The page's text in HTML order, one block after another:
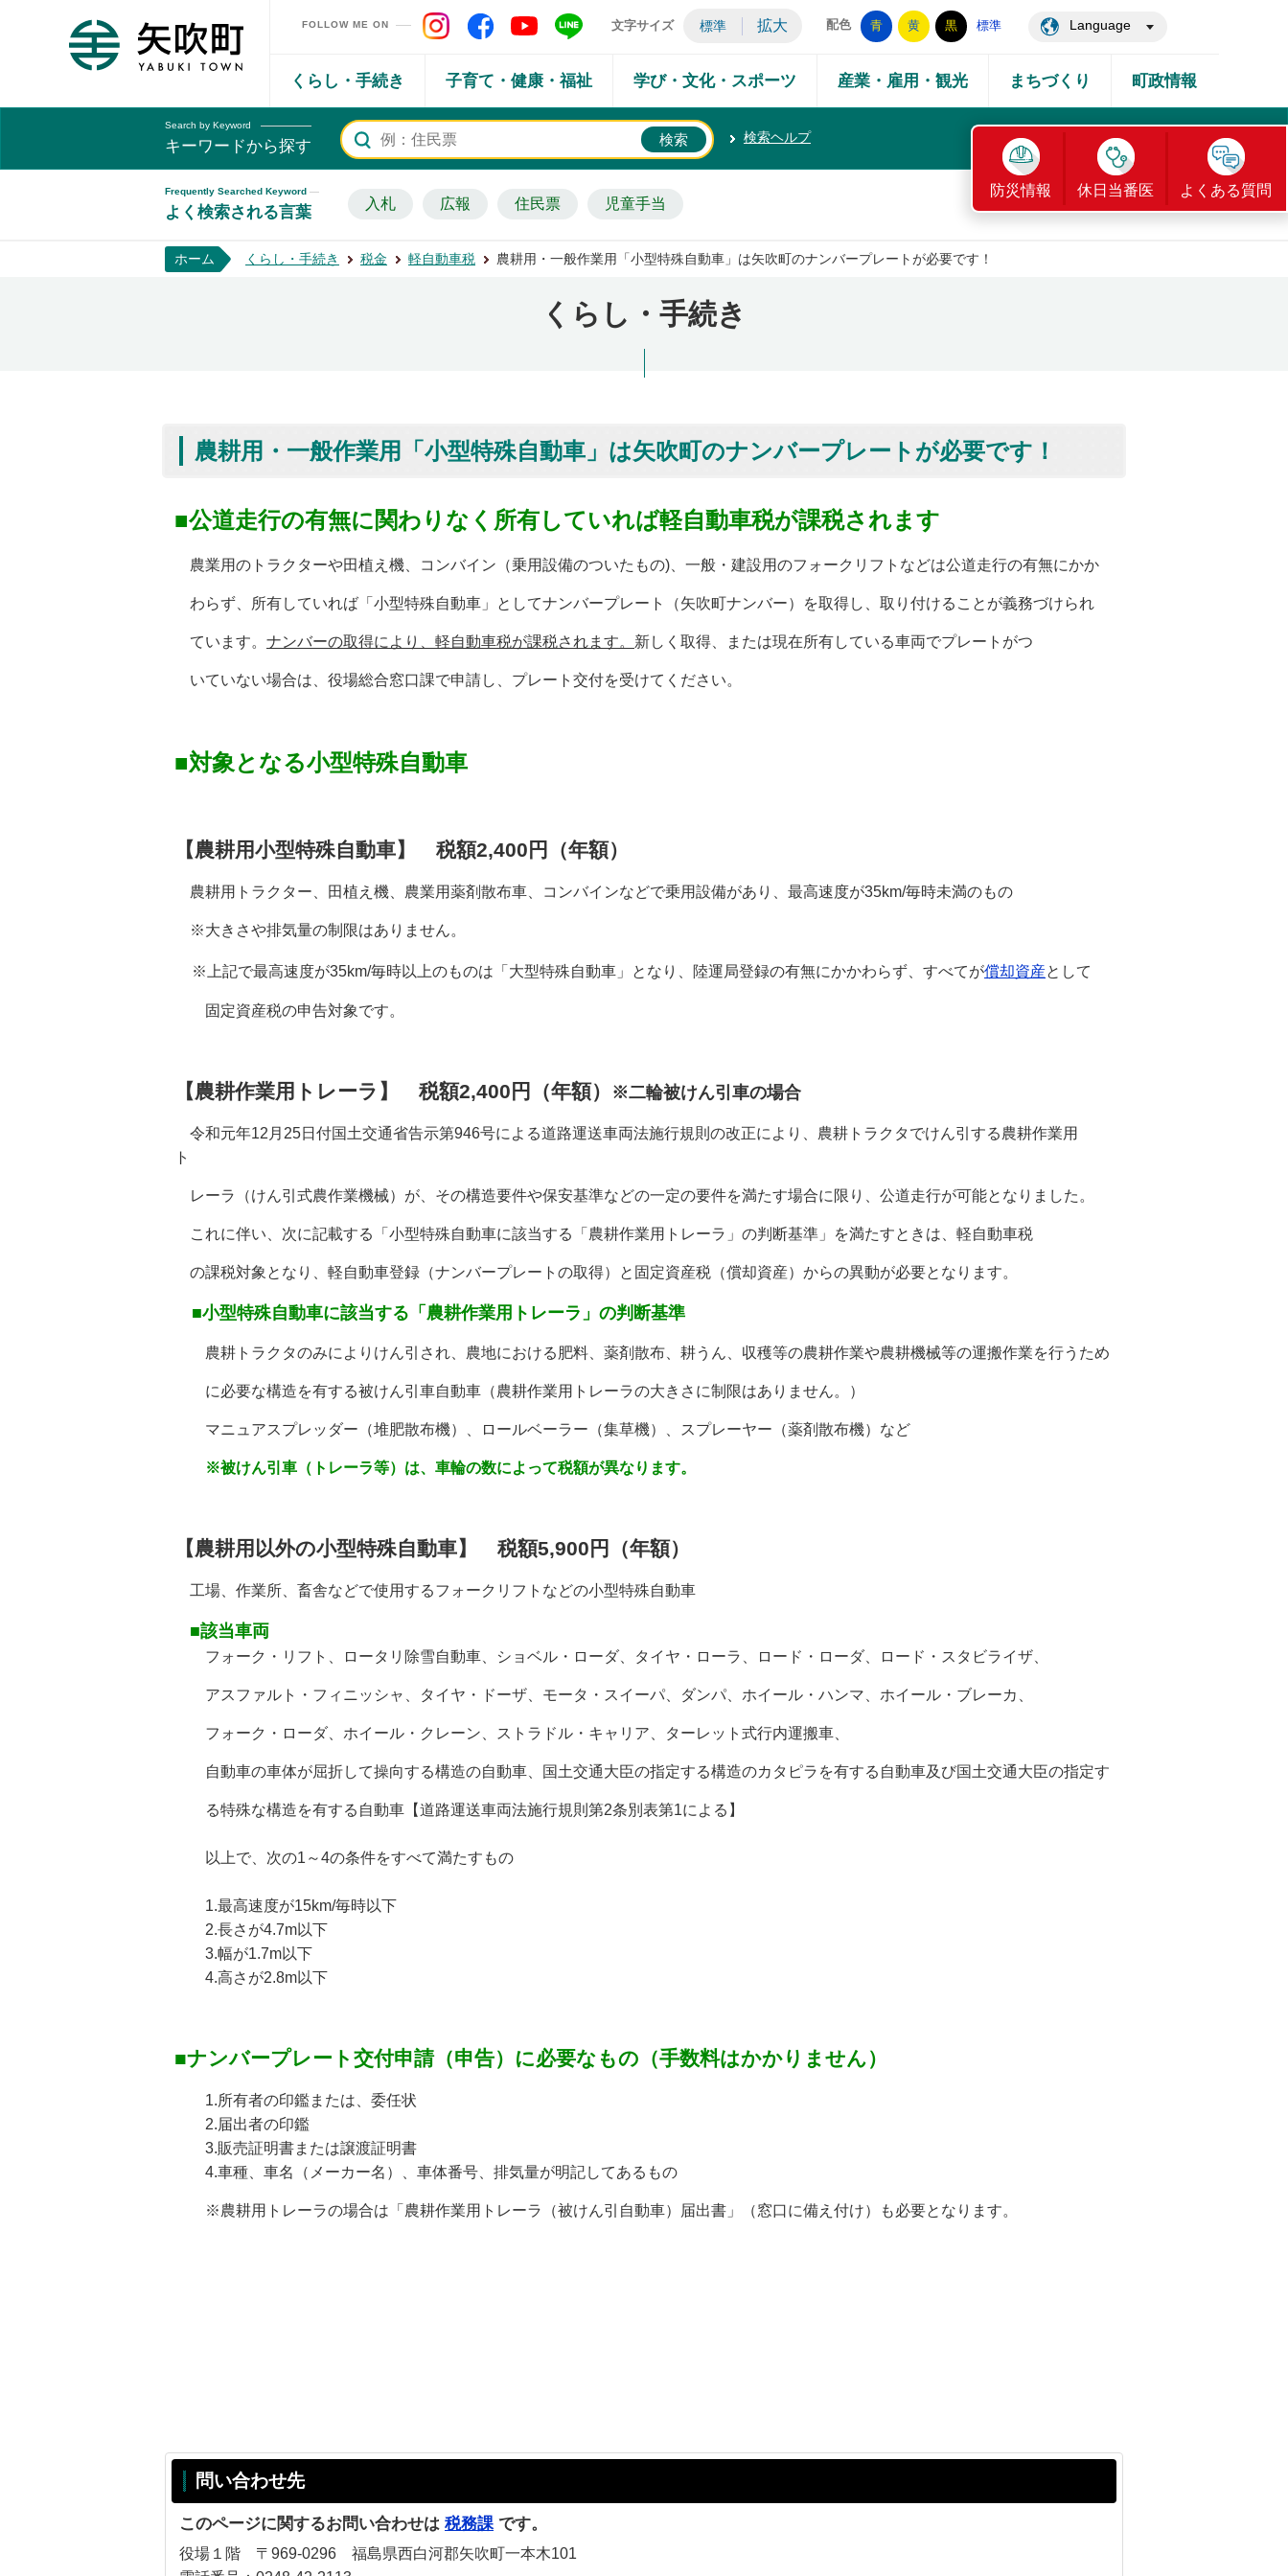
矢吹町ホームページ
FOLLOW ME ON 矢吹町 Instagram
矢吹町 Facebook
矢吹町 YouTube
矢吹町 LINE
文字サイズ 標準 拡大 配色 青 黄 黒 標準 Language
くらし・手続き 子育て・健康・福祉 学び・文化・スポーツ 産業・雇用・観光 まちづくり 町政情報
Search by Keyword
キーワードから探す 検索ヘルプ
Frequently Searched Keyword
よく検索される言葉 入札 広報 住民票 児童手当
防災情報 休日当番医 よくある質問
ホーム くらし・手続き 税金 軽自動車税 農耕用・一般作業用「小型特殊自動車」は矢吹町のナンバープレートが必要です！
くらし・手続き
農耕用・一般作業用「小型特殊自動車」は矢吹町のナンバープレートが必要です！
■公道走行の有無に関わりなく所有していれば軽自動車税が課税されます
農業用のトラクターや田植え機、コンバイン（乗用設備のついたもの)、一般・建設用のフォークリフトなどは公道走行の有無にかか
わらず、所有していれば「小型特殊自動車」としてナンバープレート（矢吹町ナンバー）を取得し、取り付けることが義務づけられ
ています。 ナンバーの取得により、軽自動車税が課税されます。 新し く取得、または現在所有している車両でプレートがつ
いていない場合は、役場総合窓口課で申請し、プレート交付を受けてください。
■対象となる小型特殊自動車
【農耕用小型特殊自動車】 税額2,400 円（年額）
農耕用トラクター、 田植え機、農業用薬剤散布車、コンバインなどで乗用設備があり、最高速度が35km/毎時未満のもの
※大きさや排気量の制限はありません。
※上記で最高速度が35km/毎時以上のものは「大型特殊自動車」となり、陸運局登録の有無にかかわらず、すべてが償却資産として
固定資産税の申告対象です。
【農耕作業用トレーラ】 税額2,400円（年額） ※二輪被けん引車の場合
令和元年12月25日付国土交通省告示第946号による道路運送車両法施行規則の改正により、農耕トラクタでけん引する農耕作業用
ト
レーラ（けん引式農作業機械）が、その構造要件や保安基準などの一定の要件を満たす場合に限り、公道走行が可能となりました。
これに伴い、次に記載する「小型特殊自動車に該当する「農耕作業用トレーラ」の判断基準」を満たすときは、軽自動車税
の課税対象となり、軽自動車登録（ナンバープレートの取得）と固定資産税（償却資産）からの異動が必要となります。
■小型特殊自動車に該当する「農耕作業用トレーラ」の判断基準
農耕トラクタのみによりけん引され、農地における肥料、薬剤散布、耕うん、収穫等の農耕作業や農耕機械等の運搬作業を行うため
に必要な構造を有する被けん引車自動車（農耕作業用トレーラの大きさに制限はありません。）
マニュアスプレッダー（堆肥散布機）、ロールベーラー（集草機）、スプレーヤー（薬剤散布機）など
※被けん引車（トレーラ等）は、車輪の数によって税額が異なります。
【農耕用以外の小型特殊自動車】 税額5,900 円（年額）
工場、作業所、畜舎などで使用するフォークリフトなどの小型特殊自動車
■該当車両
フォーク・リフト、ロータリ除雪自動車、ショベル・ローダ、タイヤ・ローラ、ロード・ローダ、ロード・スタビライザ、
アスファルト・フィニッシャ、タイヤ・ドーザ、モータ・スイーパ、ダンパ、ホイール・ハンマ、ホイール・ブレーカ、
フォーク・ローダ、ホイール・クレーン、ストラドル・キャリア、ターレット式行内運搬車、
自動車の車体が屈折して操向する構造の自動車、国土交通大臣の指定する構造のカタピラを有する自動車及び国土交通大臣の指定す
る特殊な構造を有する自動車【道路運送車両法施行規則第2条別表第1による】
以上で、次の1～4の条件をすべて満たすもの
1.最高速度が15km/毎時以下
2.長さが4.7m以下
3.幅が1.7m以下
4.高さが2.8m以下
■ナンバープレート交付申請（申告）に必要なもの（手数料はかかりません）
1.所有者の印鑑または、委任状
2.届出者の印鑑
3.販売証明書または譲渡証明書
4.車種、車名（メーカー名）、車体番号、排気量が明記してあるもの
※農耕用トレーラの場合は「農耕作業用トレーラ（被けん引自動車）届出書」（窓口に備え付け）も必要となります。
問い合わせ先
このページに関するお問い合わせは 税務課 です。
役場１階 〒969-0296 福島県西白河郡矢吹町一本木101